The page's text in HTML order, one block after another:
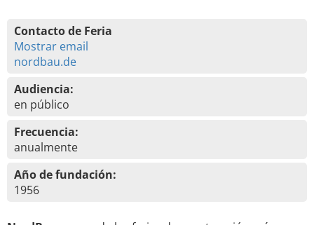
Contacto de Feria
Mostrar email
nordbau.de
Audiencia:
en público
Frecuencia:
anualmente
Año de fundación:
1956